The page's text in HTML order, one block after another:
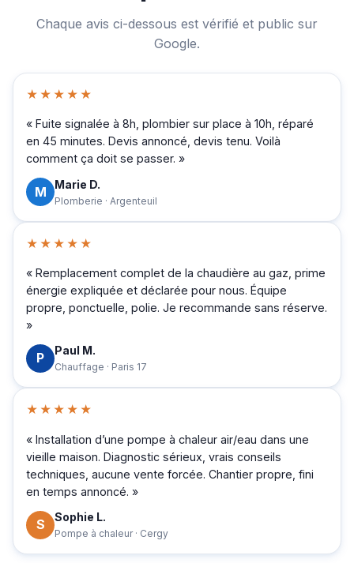
Chaque avis ci-dessous est vérifié et public sur
Google.
★★★★★
« Fuite signalée à 8h, plombier sur place à 10h, réparé
en 45 minutes. Devis annoncé, devis tenu. Voilà
comment ça doit se passer. »
M Marie D.
Plomberie · Argenteuil
★★★★★
« Remplacement complet de la chaudière au gaz, prime
énergie expliquée et déclarée pour nous. Équipe
propre, ponctuelle, polie. Je recommande sans réserve.
»
P Paul M.
Chauffage · Paris 17
★★★★★
« Installation d’une pompe à chaleur air/eau dans une
vieille maison. Diagnostic sérieux, vrais conseils
techniques, aucune vente forcée. Chantier propre, fini
en temps annoncé. »
S Sophie L.
Pompe à chaleur · Cergy